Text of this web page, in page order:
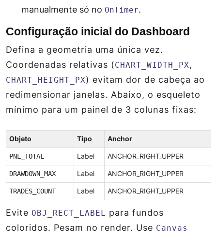
manualmente só no OnTimer.
Configuração inicial do Dashboard
Defina a geometria uma única vez.
Coordenadas relativas (CHART_WIDTH_PX,
CHART_HEIGHT_PX) evitam dor de cabeça ao
redimensionar janelas. Abaixo, o esqueleto
mínimo para um painel de 3 colunas fixas:
Objeto Tipo Anchor
PNL_TOTAL Label ANCHOR_RIGHT_UPPER
DRAWDOWN_MAX Label ANCHOR_RIGHT_UPPER
TRADES_COUNT Label ANCHOR_RIGHT_UPPER
Evite OBJ_RECT_LABEL para fundos
coloridos. Pesam no render. Use Canvas